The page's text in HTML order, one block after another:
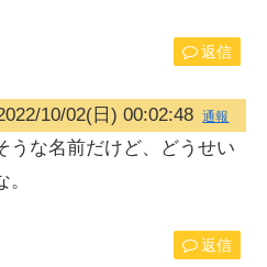
返信
10/02(日) 00:02:48 通報
うな名前だけど、どうせい
返信